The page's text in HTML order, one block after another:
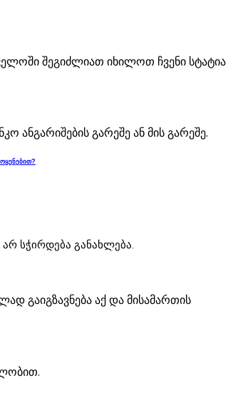
შეგიძლიათ იხილოთ ჩვენი სტატია
ანგარიშების გარეშე ან მის გარეშე.
სჭირდება განახლება.
გაიგზავნება აქ და მისამართის